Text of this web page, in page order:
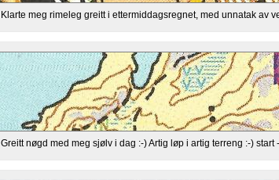
Klarte meg rimeleg greitt i ettermiddagsregnet, med unnatak av
Greitt nøgd med meg sjølv i dag :-) Artig løp i artig terreng :-) start